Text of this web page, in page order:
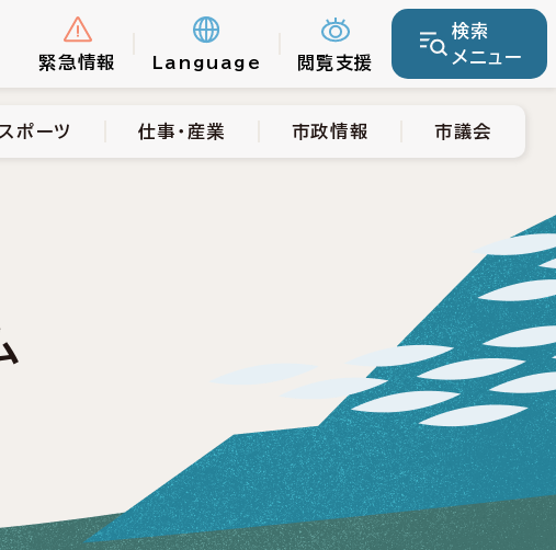
緊急情報 Language 閲覧支援
検索
メニュー
スポーツ 市政情報 市議会
ポーツ 仕事・産業 市政情報 市議会